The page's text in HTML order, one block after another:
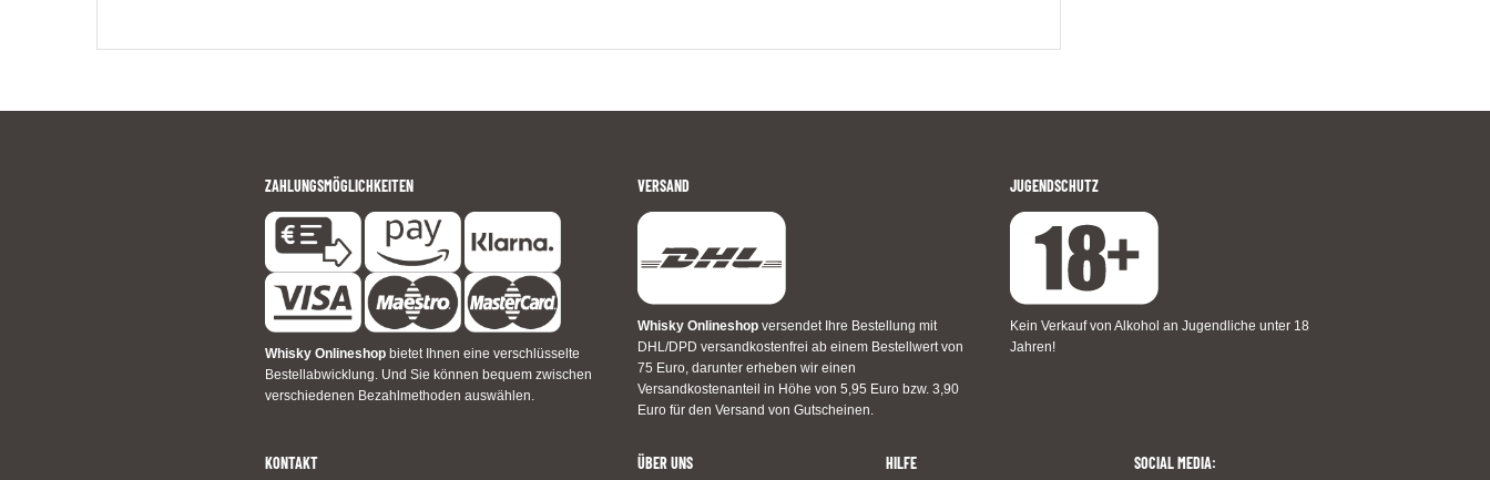
ZAHLUNGSMÖGLICHKEITEN
Whisky Onlineshop bietet Ihnen eine verschlüsselte
Bestellabwicklung. Und Sie können bequem zwischen
verschiedenen Bezahlmethoden auswählen.
VERSAND
Whisky Onlineshop versendet Ihre Bestellung mit
DHL/DPD versandkostenfrei ab einem Bestellwert von
75 Euro, darunter erheben wir einen
Versandkostenanteil in Höhe von 5,95 Euro bzw. 3,90
Euro für den Versand von Gutscheinen.
JUGENDSCHUTZ
Kein Verkauf von Alkohol an Jugendliche unter 18
Jahren!
KONTAKT ÜBER UNS HILFE SOCIAL MEDIA: